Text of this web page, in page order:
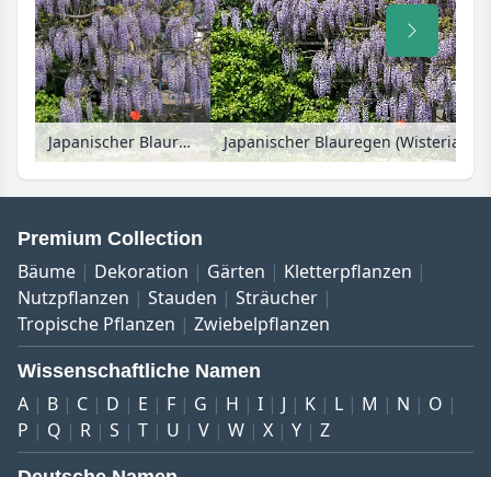
Japanischer Blauregen (Wisteria floribunda 'Multijuga')
Premium Collection
Bäume Dekoration Gärten
Kletterpflanzen
Nutzpflanzen
Stauden
Sträucher
Tropische Pflanzen
Zwiebelpflanzen
Wissenschaftliche Namen
A B C D E F G H I J K L M N
O
P
Q R S T U V W X Y Z